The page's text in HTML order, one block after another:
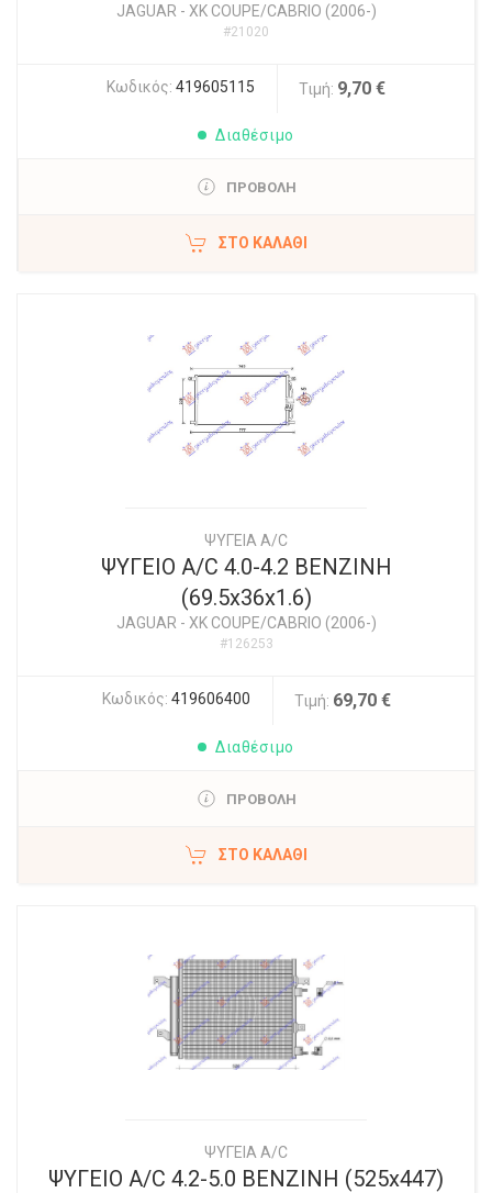
JAGUAR - XK COUPE/CABRIO (2006-)
#21020
Κωδικός: 419605115 Τιμή: 9,70 €
Διαθέσιμο
ΠΡΟΒΟΛΗ
ΣΤΟ ΚΑΛΆΘΙ
ΨΥΓΕΙΑ A/C
ΨΥΓΕΙΟ A/C 4.0-4.2 BENZINH
(69.5x36x1.6)
JAGUAR - XK COUPE/CABRIO (2006-)
#126253
Κωδικός: 419606400 Τιμή: 69,70 €
Διαθέσιμο
ΠΡΟΒΟΛΗ
ΣΤΟ ΚΑΛΆΘΙ
ΨΥΓΕΙΑ A/C
ΨΥΓΕΙΟ A/C 4.2-5.0 ΒΕΝΖΙΝΗ (525x447)